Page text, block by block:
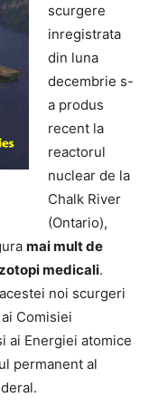
scurgere
inregistrata
din luna
decembrie s-
a produs
recent la
reactorul
nuclear de la
Chalk River
(Ontario),
mai mult de
medicali.
noi scurgeri
Comisiei
ai Energiei atomice
permanent al